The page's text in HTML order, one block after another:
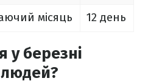
місяць 12 день
у березні